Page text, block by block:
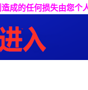
成的任何损失由您个